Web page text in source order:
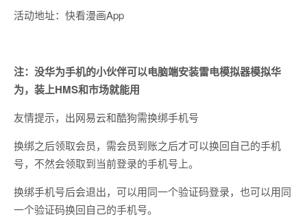
活动地址：快看漫画App
注：没华为手机的小伙伴可以电脑端安装雷电模拟器模拟华
为，装上HMS和市场就能用
友情提示，出网易云和酷狗需换绑手机号
换绑之后领取会员，需会员到账之后才可以换回自己的手机
号，不然会领取到当前登录的手机号上。
换绑手机号后会退出，可以用同一个验证码登录，也可以用同
一个验证码换回自己的手机号。